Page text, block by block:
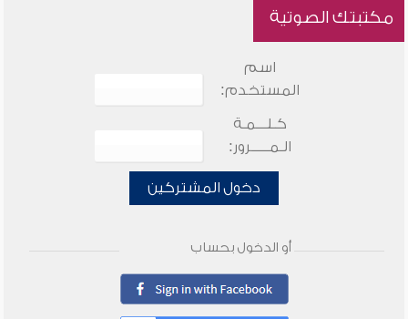
مكتبتك الصوتية
اسم
المستخدم:
كـلـــمـة
الـمـــــرور:
دخول المشتركين
أو الدخول بحساب